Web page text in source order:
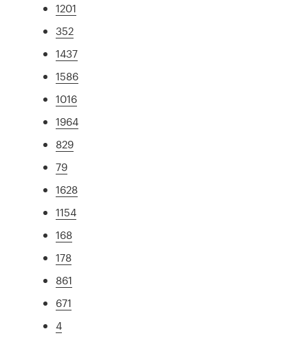
1201
352
1437
1586
1016
1964
829
79
1628
1154
168
178
861
671
4